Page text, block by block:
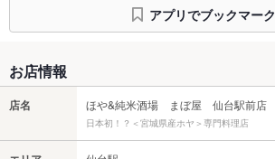
アプリでブックマーク
お店情報
店名 ほや&純米酒場 まぼ屋 仙台駅前店
日本初！？＜宮城県産ホヤ＞専門料理店